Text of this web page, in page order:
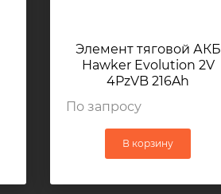
Элемент тяговой АКБ
Hawker Evolution 2V
4PzVB 216Ah
По запросу
В корзину